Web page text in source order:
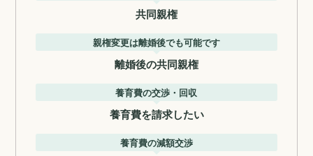
共同親権
親権変更は離婚後でも可能です
離婚後の共同親権
養育費の交渉・回収
養育費を請求したい
養育費の減額交渉